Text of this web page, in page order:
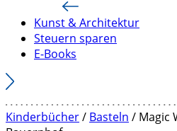
Kunst & Architektur
Steuern sparen
E-Books
Kinderbücher/ Basteln / Magic